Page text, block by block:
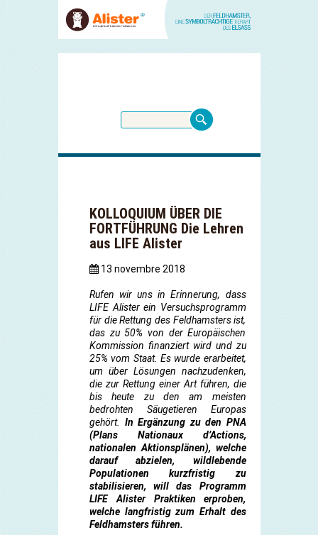
KOLLOQUIUM ÜBER DIE
FORTFÜHRUNG Die Lehren
aus LIFE Alister
13 novembre 2018
Rufen wir uns in Erinnerung, dass
LIFE Alister ein Versuchsprogramm
für die Rettung des Feldhamsters ist,
das zu 50% von der Europäischen
Kommission finanziert wird und zu
25% vom Staat. Es wurde erarbeitet,
um über Lösungen nachzudenken,
die zur Rettung einer Art führen, die
bis heute zu den am meisten
bedrohten Säugetieren Europas
gehört. In Ergänzung zu den PNA
(Plans Nationaux d’Actions,
nationalen Aktionsplänen), welche
darauf abzielen, wildlebende
Populationen kurzfristig zu
stabilisieren, will das Programm
LIFE Alister Praktiken erproben,
welche langfristig zum Erhalt des
Feldhamsters führen.